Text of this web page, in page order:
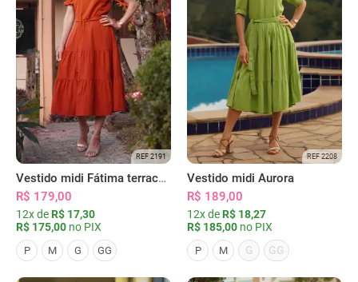
REF 2191
Vestido midi Fátima terracota
R$ 179,00
12x de R$ 17,30
R$ 175,00 no PIX
P M G GG
REF 2208
Vestido midi Aurora
R$ 189,00
12x de R$ 18,27
R$ 185,00 no PIX
P M G GG